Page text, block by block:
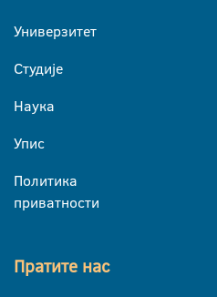
Универзитет
Студије
Наука
Упис
Политика
приватности
Пратите нас